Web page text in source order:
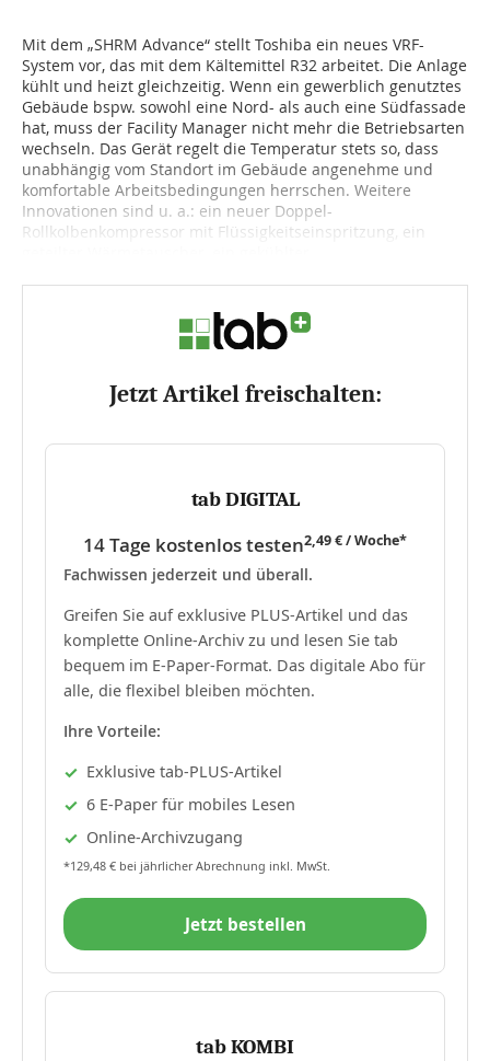
Mit dem „SHRM Advance“ stellt Toshiba ein neues VRF-
System vor, das mit dem Kältemittel R32 arbeitet. Die Anlage
kühlt und heizt gleichzeitig. Wenn ein gewerblich genutztes
Gebäude bspw. sowohl eine Nord- als auch eine Südfassade
hat, muss der Facility Manager nicht mehr die Betriebsarten
wechseln. Das Gerät regelt die Temperatur stets so, dass
unabhängig vom Standort im Gebäude angenehme und
komfortable Arbeitsbedingungen herrschen. Weitere
Innovationen sind u. a.: ein neuer Doppel-
Rollkolbenkompressor mit Flüssigkeitseinspritzung, ein
Jetzt Artikel freischalten:
tab DIGITAL
14 Tage kostenlos testen2,49 € / Woche*
Fachwissen jederzeit und überall.
Greifen Sie auf exklusive PLUS-Artikel und das
komplette Online-Archiv zu und lesen Sie tab
bequem im E-Paper-Format. Das digitale Abo für
alle, die flexibel bleiben möchten.
Ihre Vorteile:
Exklusive tab-PLUS-Artikel
6 E-Paper für mobiles Lesen
Online-Archivzugang
*129,48 € bei jährlicher Abrechnung inkl. MwSt.
Jetzt bestellen
tab KOMBI